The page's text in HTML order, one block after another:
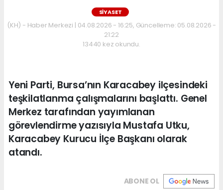
SİYASET
(KH) - Haber Merkezi | 04.08.2026 - 16:25, Güncelleme: 05.08.2026 -
21:22
13440 kez okundu.
Yeni Parti, Bursa’nın Karacabey ilçesindeki
teşkilatlanma çalışmalarını başlattı. Genel
Merkez tarafından yayımlanan
görevlendirme yazısıyla Mustafa Utku,
Karacabey Kurucu İlçe Başkanı olarak
atandı.
ABONE OL